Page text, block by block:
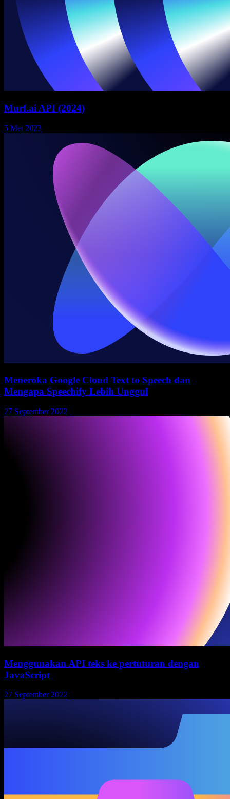
Murf.ai API (2024)
5 Mei 2023
Meneroka Google Cloud Text to Speech dan
Mengapa Speechify Lebih Unggul
27 September 2022
Menggunakan API teks ke pertuturan dengan
JavaScript
27 September 2022